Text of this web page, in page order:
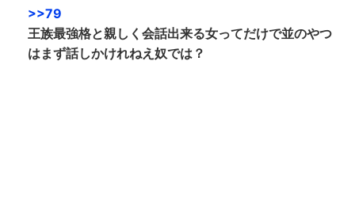
>>79
王族最強格と親しく会話出来る女ってだけで並のやつ
はまず話しかけれねえ奴では？